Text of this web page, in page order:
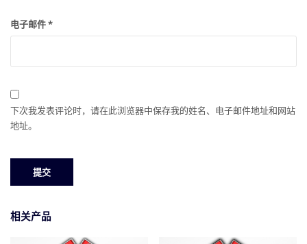
电子邮件*
下次我发表评论时，请在此浏览器中保存我的姓名、电子邮件地址和网站
地址。
相关产品